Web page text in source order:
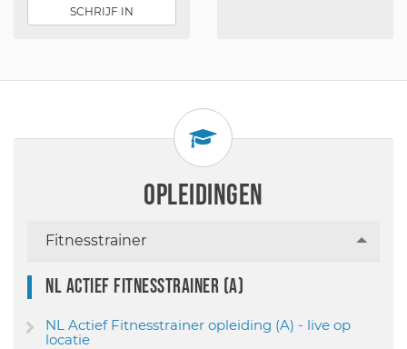
SCHRIJF IN
OPLEIDINGEN
Fitnesstrainer
NL Actief Fitnesstrainer (A)
NL Actief Fitnesstrainer opleiding (A) - live op
locatie